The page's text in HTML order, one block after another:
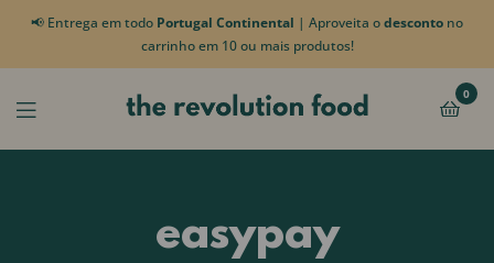
📢 Entrega em todo Portugal Continental | Aproveita odesconto no
carrinho em 10 ou mais produtos!
0
easypay